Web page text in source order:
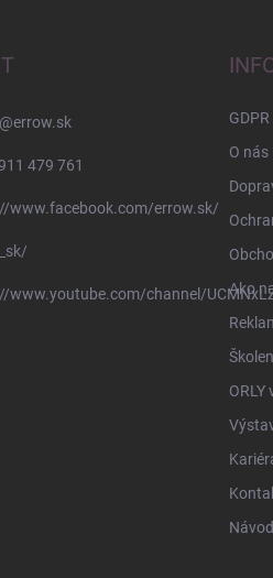
@errow.sk
479 761
www.facebook.com/errow.sk/
www.youtube.com/channel/
GDPR
O nás
Ako
ORLY